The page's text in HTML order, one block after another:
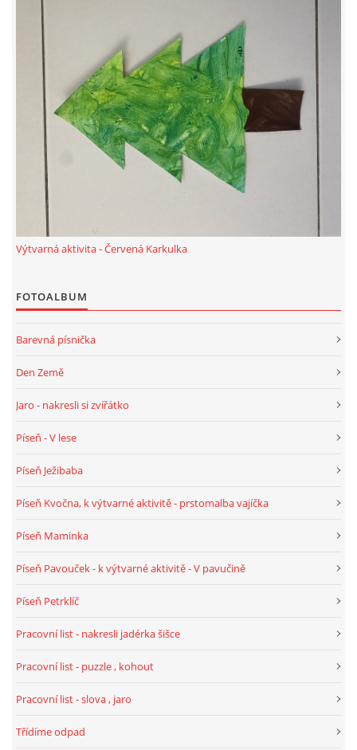
SMYSLOVÁ AKTIVITA
MONTESSORI AKTIVITA
JÓGOVÉ CVIČENÍ, TYPY, RADY, RECENZE
KALENDÁŘ PRO DĚTI
STÁTNÍ SVÁTKY
SVATÝ VÁCLAV
HALLOWEEN
SVATÝ MARTIN
SVATÁ BARBORA 4.12.
MASOPUST
VELIKONOCE
Výtvarná aktivita - Červená Karkulka
FOTOALBUM
Barevná písnička
Den Země
Jaro - nakresli si zvířátko
Píseň - V lese
Píseň Ježibaba
Píseň Kvočna, k výtvarné aktivitě - prstomalba vajíčka
Píseň Maminka
Píseň Pavouček - k výtvarné aktivitě - V pavučině
Píseň Petrklíč
Pracovní list - nakresli jadérka šišce
Pracovní list - puzzle , kohout
Pracovní list - slova , jaro
Třídíme odpad